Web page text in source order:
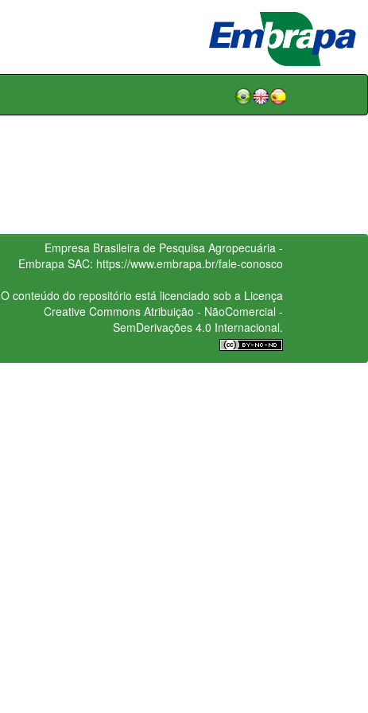
Empresa Brasileira de Pesquisa Agropecuária -
Embrapa SAC: https://www.embrapa.br/fale-conosco
O conteúdo do repositório está licenciado sob a Licença
Creative CommonsAtribuição - NãoComercial -
SemDerivações 4.0 Internacional.